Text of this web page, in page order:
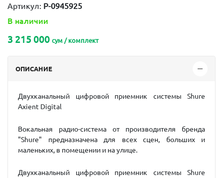
Артикул: P-0945925
В наличии
3 215 000 сум / комплект
ОПИСАНИЕ
Двухканальный цифровой приемник системы Shure
Axient Digital
Вокальная радио-система от производителя бренда
"Shure" предназначена для всех сцен, больших и
маленьких, в помещении и на улице.
Двухканальный цифровой приемник системы Shure